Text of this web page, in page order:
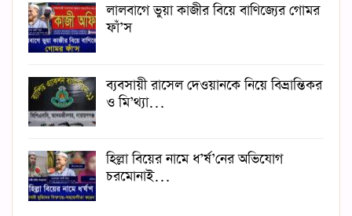
লালবাগে ভুয়া কাজীর বিয়ে বাণিজ্যের গোমর
ফাঁ’স
ব্যবসায়ী রাসেল দেওয়ানকে নিয়ে বিভ্রান্তিকর
ও মি’থ্যা…
হিল্লা বিয়ের নামে ধ’র্ষ’নের অভিযোগ
চরমোনাই…